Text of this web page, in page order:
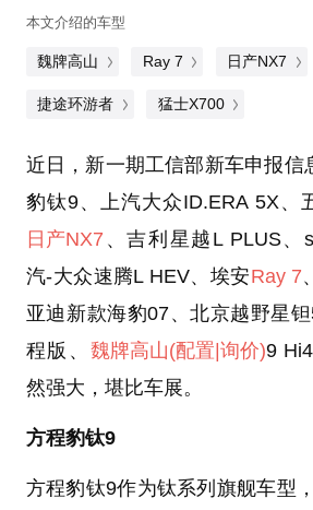
本文介绍的车型
魏牌高山 Ray 7 日产NX7
捷途环游者 猛士X700
近日，新一期工信部新车申报信
豹钛9、上汽大众ID.ERA 5X、
日产NX7 、吉利星越L PLUS、
汽-大众速腾L HEV、埃安Ray 7
亚迪新款海豹07、北京越野星
程版、 魏牌高山(配置 |询价)9
然强大，堪比车展。
方程豹钛9
方程豹钛9作为钛系列旗舰车型